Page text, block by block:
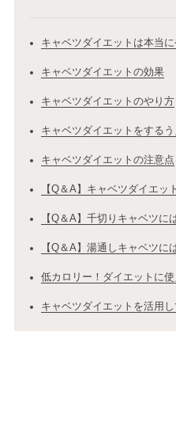
キャベツダイエットは本当に
キャベツダイエットの効果
キャベツダイエットのやり方
キャベツダイエットをする
キャベツダイエットの注意点
【Q＆A】キャベツダイエッ
【Q＆A】千切りキャベツに
【Q＆A】湯通しキャベツに
低カロリー！ダイエットに
キャベツダイエットを活用